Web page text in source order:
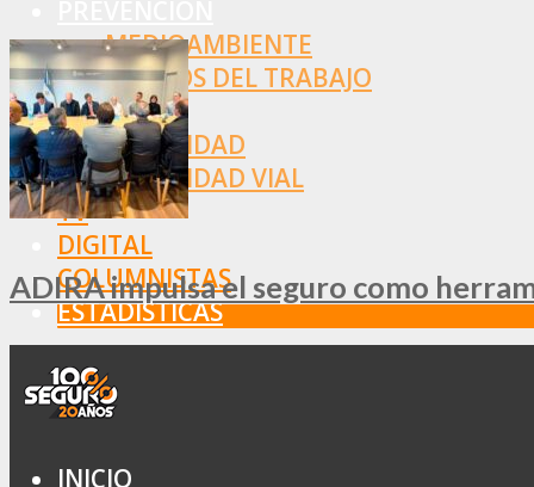
MEDIOAMBIENTE
RIESGOS DEL TRABAJO
SALUD
SEGURIDAD
SEGURIDAD VIAL
TV
DIGITAL
COLUMNISTAS
ESTADÍSTICAS
ADIRA impulsa el seguro como
INICIO